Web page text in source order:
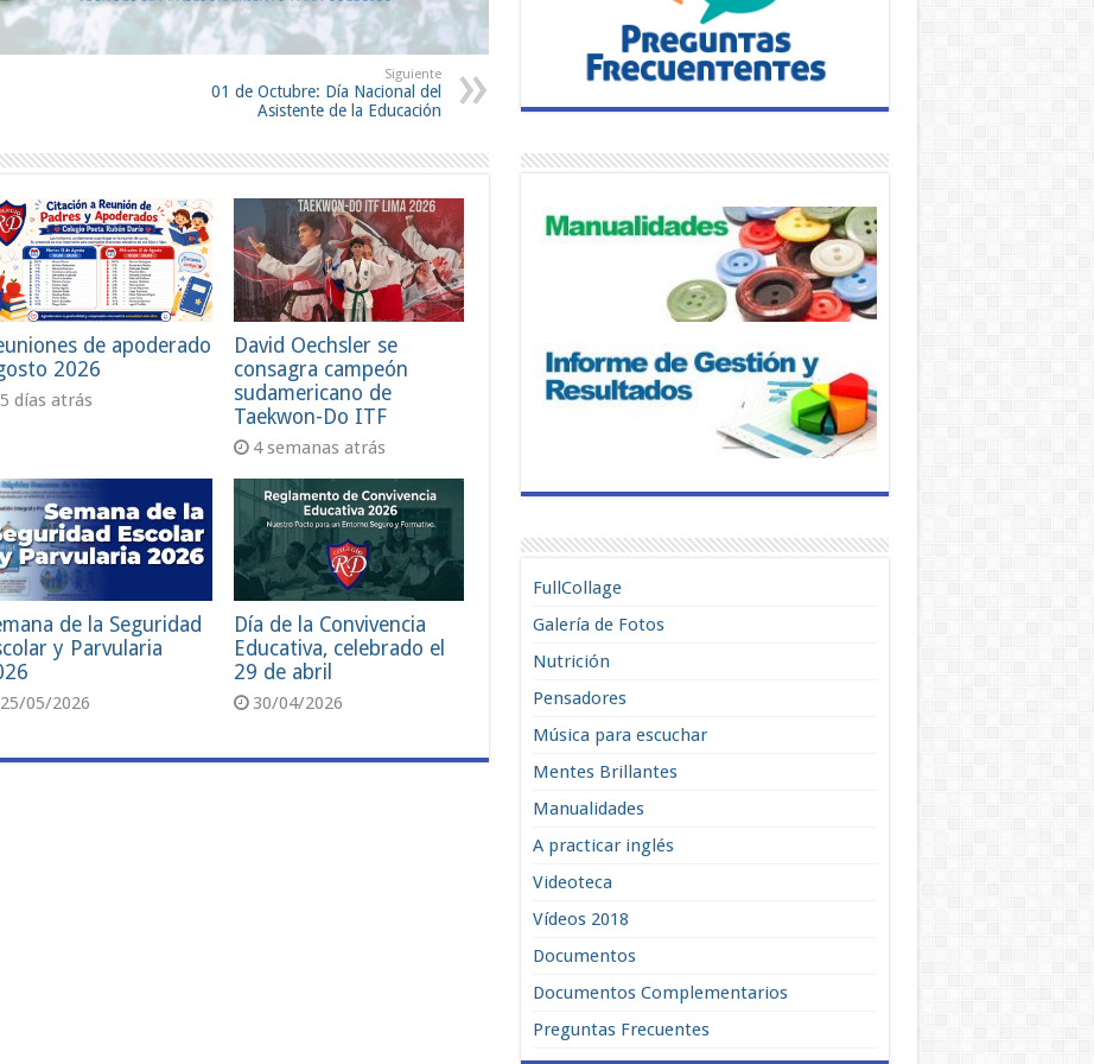
Siguiente
01 de Octubre: Día Nacional del
Asistente de la Educación
de apoderado
2026
5 días atrás
David Oechsler se
consagra campeón
sudamericano de
Taekwon-Do ITF
4 semanas atrás
de la Seguridad
y Parvularia
25/05/2026
Día de la Convivencia
Educativa, celebrado el
29 de abril
30/04/2026
FullCollage
Galería de Fotos
Nutrición
Pensadores
Música para escuchar
Mentes Brillantes
Manualidades
A practicar inglés
Videoteca
Vídeos 2018
Documentos
Documentos Complementarios
Preguntas Frecuentes